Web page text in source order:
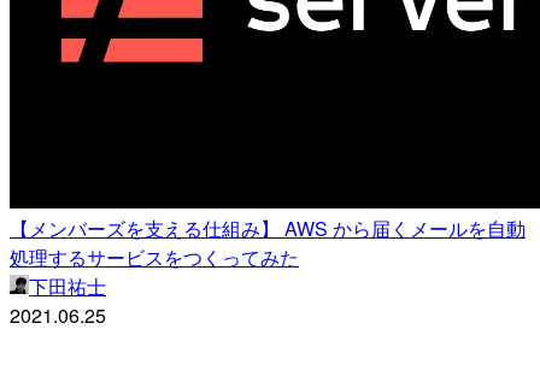
【メンバーズを支える仕組み】 AWS から届くメールを自動
処理するサービスをつくってみた
下田祐士
2021.06.25